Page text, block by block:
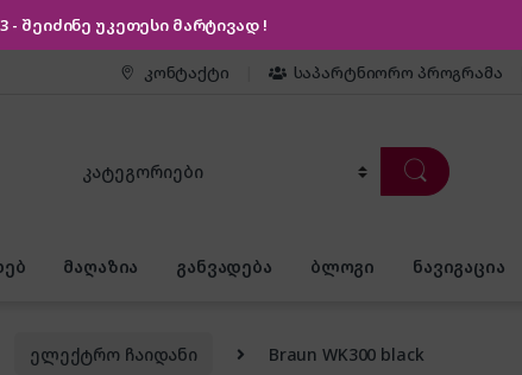
- შეიძინე უკეთესი მარტივად !
კონტაქტი საპარტნიორო პროგრამა
მაღაზია განვადება ბლოგი ნავიგაცია
ელექტრო ჩაიდანი Braun WK300 black